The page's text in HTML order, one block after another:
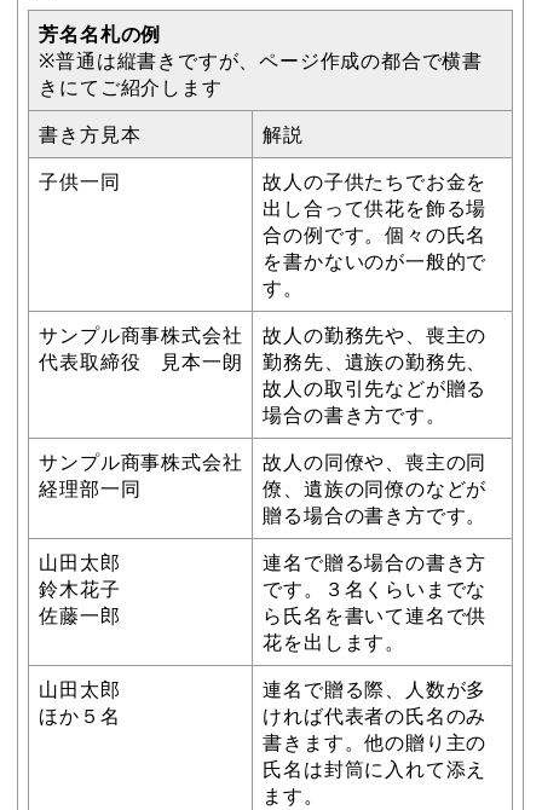
芳名名札の例
※普通は縦書きですが、ページ作成の都合で横書
きにてご紹介します
書き方見本
解説
子供一同
故人の子供たちでお金を
出し合って供花を飾る場
合の例です。個々の氏名
を書かないのが一般的で
す。
サンプル商事株式会社
代表取締役 見本一朗
故人の勤務先や、喪主の
勤務先、遺族の勤務先、
故人の取引先などが贈る
場合の書き方です。
サンプル商事株式会社
経理部一同
故人の同僚や、喪主の同
僚、遺族の同僚のなどが
贈る場合の書き方です。
山田太郎
鈴木花子
佐藤一郎
連名で贈る場合の書き方
です。３名くらいまでな
ら氏名を書いて連名で供
花を出します。
山田太郎
ほか５名
連名で贈る際、人数が多
ければ代表者の氏名のみ
書きます。他の贈り主の
氏名は封筒に入れて添え
ます。